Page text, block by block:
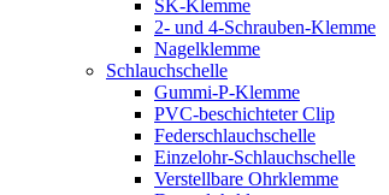
SK-Klemme
2- und 4-Schrauben-Klemme
Nagelklemme
Schlauchschelle
Gummi-P-Klemme
PVC-beschichteter Clip
Federschlauchschelle
Einzelohr-Schlauchschelle
Verstellbare Ohrklemme